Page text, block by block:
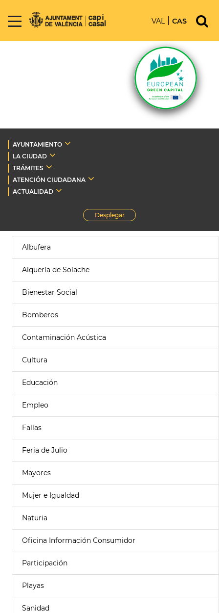
VAL CAS
AYUNTAMIENTO
LA CIUDAD
TRÁMITES
ATENCIÓN CIUDADANA
ACTUALIDAD
Desplegar
Albufera
Alquería de Solache
Bienestar Social
Bomberos
Contaminación Acústica
Cultura
Educación
Empleo
Fallas
Feria de Julio
Mayores
Mujer e Igualdad
Naturia
Oficina Información Consumidor
Participación
Playas
Sanidad